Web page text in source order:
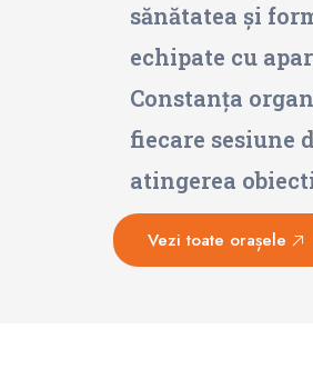
sănătatea și
echipate cu
Constanța
fiecare sesiune
atingerea
Vezi toate orașele